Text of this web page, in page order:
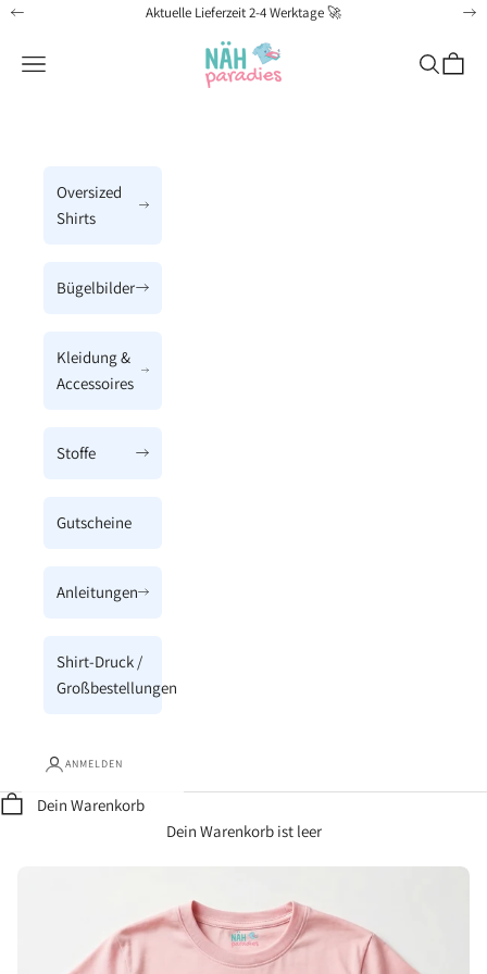
Zum Inhalt springen
Zurück Aktuelle Lieferzeit 2-4 Werktage 🚀 Vor
Näh-Paradies
Menü Suchen
Oversized
Shirts
Bügelbilder
Kleidung &
Accessoires
Stoffe
Gutscheine
Anleitungen
Shirt-Druck /
Großbestellungen
ANMELDEN
Dein Warenkorb
Dein Warenkorb ist leer